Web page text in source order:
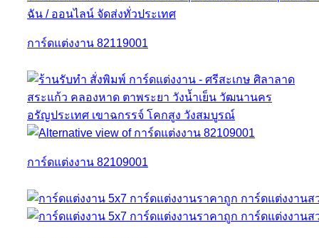
การ์ดแต่งงาน 82119001
การ์ดแต่งงาน 82109001